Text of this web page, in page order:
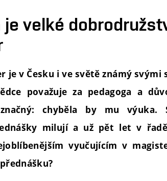
velké
je v Česku i ve světě známý svými
považuje za pedagoga a
chyběla by mu výuka.
milují a už pět let v
vyučujícím v